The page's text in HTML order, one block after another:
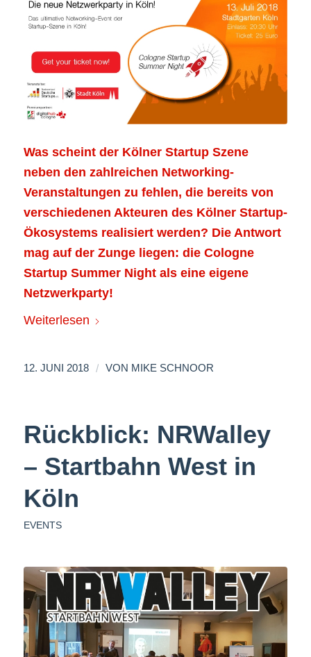
Was scheint der Kölner Startup Szene
neben den zahlreichen Networking-
Veranstaltungen zu fehlen, die bereits von
verschiedenen Akteuren des Kölner Startup-
Ökosystems realisiert werden? Die Antwort
mag auf der Zunge liegen: die Cologne
Startup Summer Night als eine eigene
Netzwerkparty!
Weiterlesen
12. JUNI 2018 / VON MIKE SCHNOOR
Rückblick: NRWalley
– Startbahn West in
Köln
EVENTS